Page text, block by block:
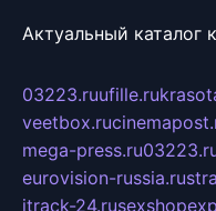
Актуальный каталог
03223.ruufille.ru
veetbox.ru
mega-press.ru
eurovision-russia.ru
itrack-24.ru